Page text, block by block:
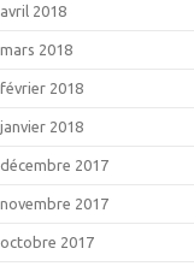
avril 2018
mars 2018
février 2018
janvier 2018
décembre 2017
novembre 2017
octobre 2017